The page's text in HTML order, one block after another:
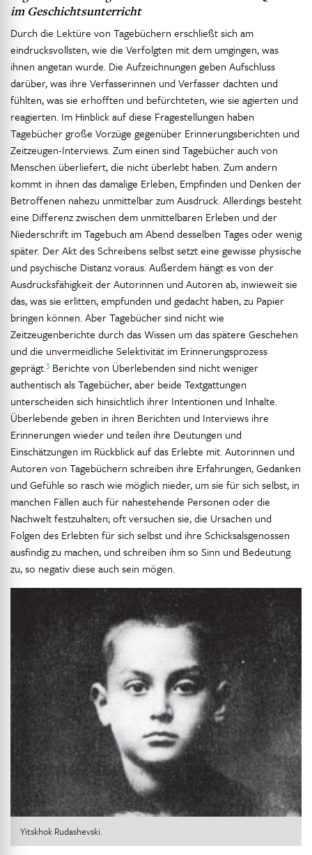
im Geschichtsunterricht
Durch die Lektüre von Tagebüchern erschließt sich am
eindrucksvollsten, wie die Verfolgten mit dem umgingen, was
ihnen angetan wurde. Die Aufzeichnungen geben Aufschluss
darüber, was ihre Verfasserinnen und Verfasser dachten und
fühlten, was sie erhofften und befürchteten, wie sie agierten und
reagierten. Im Hinblick auf diese Fragestellungen haben
Tagebücher große Vorzüge gegenüber Erinnerungsberichten und
Zeitzeugen-Interviews. Zum einen sind Tagebücher auch von
Menschen überliefert, die nicht überlebt haben. Zum andern
kommt in ihnen das damalige Erleben, Empfinden und Denken der
Betroffenen nahezu unmittelbar zum Ausdruck. Allerdings besteht
eine Differenz zwischen dem unmittelbaren Erleben und der
Niederschrift im Tagebuch am Abend desselben Tages oder wenig
später. Der Akt des Schreibens selbst setzt eine gewisse physische
und psychische Distanz voraus. Außerdem hängt es von der
Ausdrucksfähigkeit der Autorinnen und Autoren ab, inwieweit sie
das, was sie erlitten, empfunden und gedacht haben, zu Papier
bringen können. Aber Tagebücher sind nicht wie
Zeitzeugenberichte durch das Wissen um das spätere Geschehen
und die unvermeidliche Selektivität im Erinnerungsprozess
geprägt.3 Berichte von Überlebenden sind nicht weniger
authentisch als Tagebücher, aber beide Textgattungen
unterscheiden sich hinsichtlich ihrer Intentionen und Inhalte.
Überlebende geben in ihren Berichten und Interviews ihre
Erinnerungen wieder und teilen ihre Deutungen und
Einschätzungen im Rückblick auf das Erlebte mit. Autorinnen und
Autoren von Tagebüchern schreiben ihre Erfahrungen, Gedanken
und Gefühle so rasch wie möglich nieder, um sie für sich selbst, in
manchen Fällen auch für nahestehende Personen oder die
Nachwelt festzuhalten; oft versuchen sie, die Ursachen und
Folgen des Erlebten für sich selbst und ihre Schicksalsgenossen
ausfindig zu machen, und schreiben ihm so Sinn und Bedeutung
zu, so negativ diese auch sein mögen.
Yitskhok Rudashevski.